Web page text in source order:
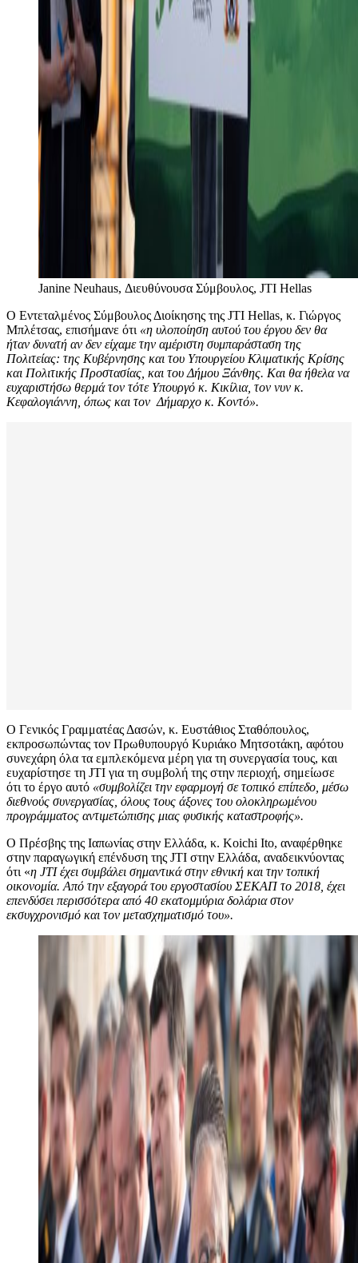
Janine Neuhaus, Διευθύνουσα Σύμβουλος, JTI Hellas
Ο Εντεταλμένος Σύμβουλος Διοίκησης της JTI Hellas, κ. Γιώργος
Μπλέτσας, επισήμανε ότι «η υλοποίηση αυτού του έργου δεν θα
ήταν δυνατή αν δεν είχαμε την αμέριστη συμπαράσταση της
Πολιτείας: της Κυβέρνησης και του Υπουργείου Κλιματικής Κρίσης
και Πολιτικής Προστασίας, και του Δήμου Ξάνθης. Και θα ήθελα να
ευχαριστήσω θερμά τον τότε Υπουργό κ. Κικίλια, τον νυν κ.
Κεφαλογιάννη, όπως και τον Δήμαρχο κ. Κοντό».
Ο Γενικός Γραμματέας Δασών, κ. Ευστάθιος Σταθόπουλος,
εκπροσωπώντας τον Πρωθυπουργό Κυριάκο Μητσοτάκη, αφότου
συνεχάρη όλα τα εμπλεκόμενα μέρη για τη συνεργασία τους, και
ευχαρίστησε τη JTI για τη συμβολή της στην περιοχή, σημείωσε
ότι το έργο αυτό «συμβολίζει την εφαρμογή σε τοπικό επίπεδο, μέσω
διεθνούς συνεργασίας, όλους τους άξονες του ολοκληρωμένου
προγράμματος αντιμετώπισης μιας φυσικής καταστροφής».
Ο Πρέσβης της Ιαπωνίας στην Ελλάδα, κ. Koichi Ito, αναφέρθηκε
στην παραγωγική επένδυση της JTI στην Ελλάδα, αναδεικνύοντας
ότι «η JTI έχει συμβάλει σημαντικά στην εθνική και την τοπική
οικονομία. Από την εξαγορά του εργοστασίου ΣΕΚΑΠ το 2018, έχει
επενδύσει περισσότερα από 40 εκατομμύρια δολάρια στον
εκσυγχρονισμό και τον μετασχηματισμό του».